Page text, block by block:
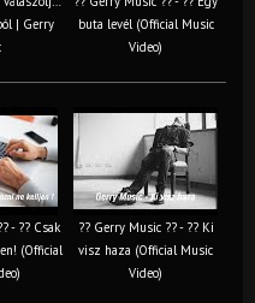
| Gerry
buta levél (Official Music
Video)
- ?? Csak
(Official
?? Gerry Music ?? - ?? Ki
visz haza (Official Music
Video)